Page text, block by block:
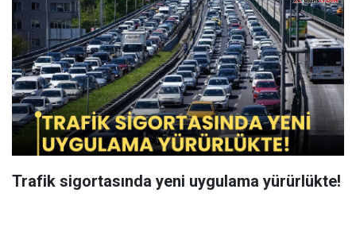
Trafik sigortasında yeni uygulama yürürlükte!